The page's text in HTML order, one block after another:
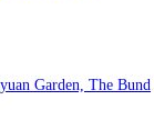
Garden, The Bund